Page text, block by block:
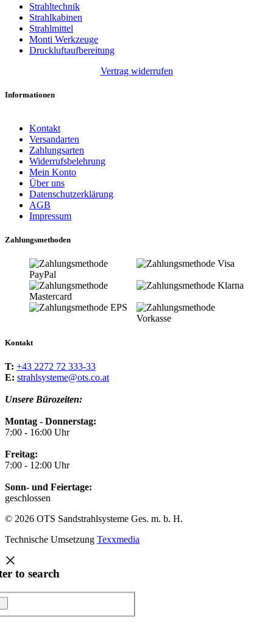
Strahltechnik
Strahlkabinen
Strahlmittel
Monti Werkzeuge
Druckluftaufbereitung
Vertrag widerrufen
Informationen
Kontakt
Versandarten
Zahlungsarten
Widerrufsbelehrung
Mein Konto
Über uns
Datenschutzerklärung
AGB
Impressum
Zahlungsmethoden
Kontakt
T: +43 2272 72 333-33
E: strahlsysteme@ots.co.at
Unsere Bürozeiten:
Montag - Donnerstag:
7:00 - 16:00 Uhr
Freitag:
7:00 - 12:00 Uhr
Sonn- und Feiertage:
geschlossen
© 2026 OTS Sandstrahlsysteme Ges. m. b. H.
Technische Umsetzung Texxmedia
to search